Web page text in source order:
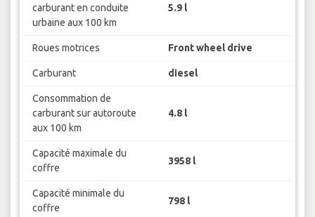
carburant en conduite
urbaine aux 100 km
5.9 l
Roues motrices Front wheel drive
Carburant diesel
Consommation de
carburant sur autoroute
aux 100 km
4.8 l
Capacité maximale du
coffre
3958 l
Capacité minimale du
coffre
798 l